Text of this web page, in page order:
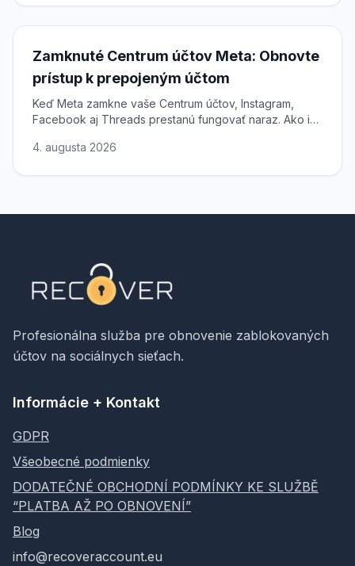
Zamknuté Centrum účtov Meta: Obnovte
prístup k prepojeným účtom
Keď Meta zamkne vaše Centrum účtov, Instagram,
Facebook aj Threads prestanú fungovať naraz. Ako ich
4. augusta 2026
Profesionálna služba pre obnovenie zablokovaných
účtov na sociálnych sieťach.
Informácie + Kontakt
GDPR
Všeobecné podmienky
DODATEČNÉ OBCHODNÍ PODMÍNKY KE SLUŽBĚ
“PLATBA AŽ PO OBNOVENÍ”
Blog
info@recoveraccount.eu